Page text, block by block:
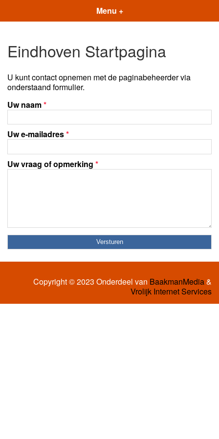
Menu +
Eindhoven Startpagina
U kunt contact opnemen met de paginabeheerder via
onderstaand formulier.
Uw naam*
Uw e-mailadres*
Uw vraag of opmerking *
Copyright © 2023 Onderdeel van BaakmanMedia&
Vrolijk Internet Services